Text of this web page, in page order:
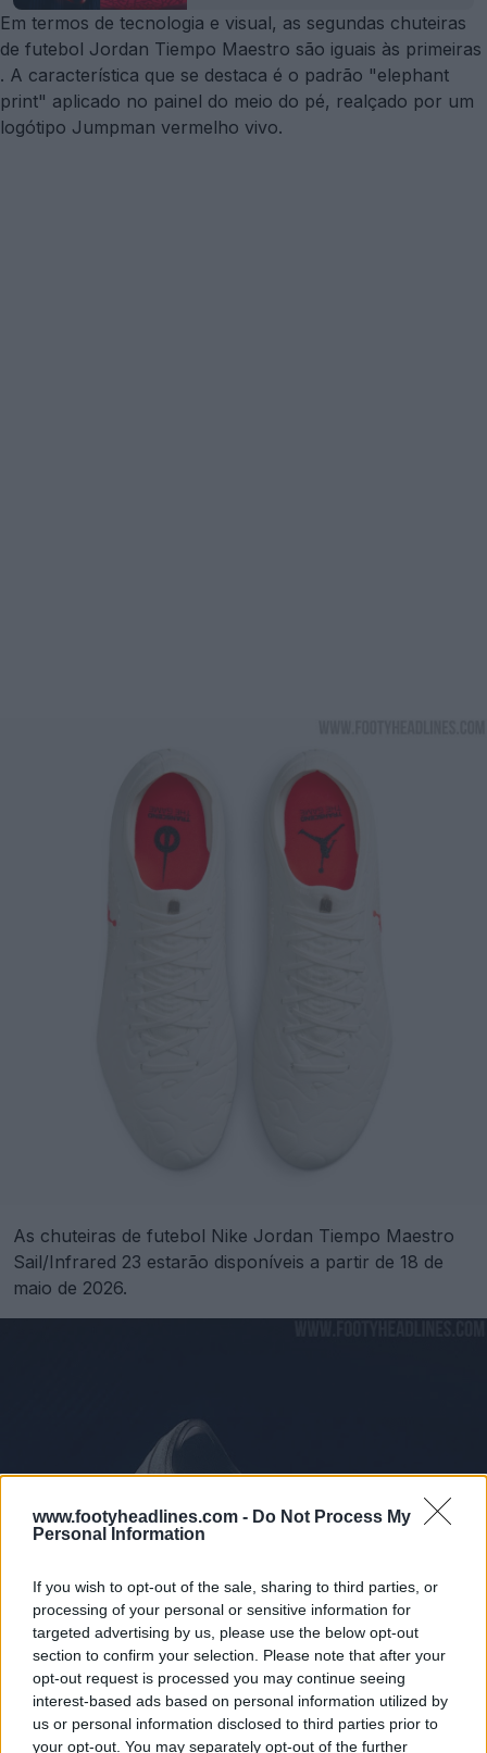
www.footyheadlines.com - Do Not Process My
Personal Information
If you wish to opt-out of the sale, sharing to third parties, or
processing of your personal or sensitive information for
targeted advertising by us, please use the below opt-out
section to confirm your selection. Please note that after your
opt-out request is processed you may continue seeing
interest-based ads based on personal information utilized by
us or personal information disclosed to third parties prior to
your opt-out. You may separately opt-out of the further
Em termos de tecnologia e visual, as segundas chuteiras
de futebol Jordan Tiempo Maestro são iguais às primeiras
. A característica que se destaca é o padrão "elephant
print" aplicado no painel do meio do pé, realçado por um
logótipo Jumpman vermelho vivo.
As chuteiras de futebol Nike Jordan Tiempo Maestro
Sail/Infrared 23 estarão disponíveis a partir de 18 de
maio de 2026.